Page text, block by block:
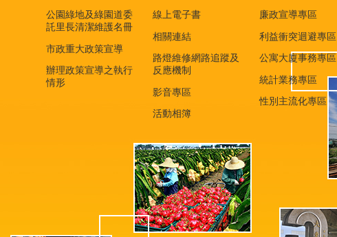
公園綠地及綠園道委
託里長清潔維護名冊
市政重大政策宣導
辦理政策宣導之執行
情形
線上電子書
相關連結
路燈維修網路追蹤及
反應機制
影音專區
活動相簿
廉政宣導專區
利益衝突迴避專區
公寓大廈事務專區
統計業務專區
性別主流化專區